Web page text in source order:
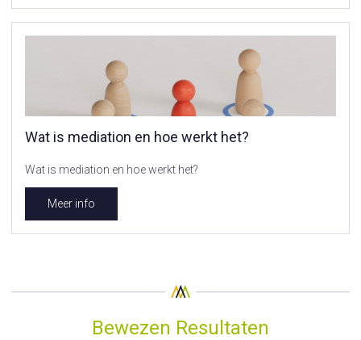
Wat is mediation en hoe werkt het?
Wat is mediation en hoe werkt het?
Meer info
Bewezen Resultaten